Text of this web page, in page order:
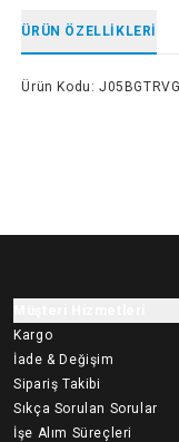
ÜRÜN ÖZELLIKLERI
Ürün Kodu : J05BGTRVG
Kargo
İade & Değişim
Sipariş Takibi
Sıkça Sorulan Sorular
İşe Alım Süreçleri